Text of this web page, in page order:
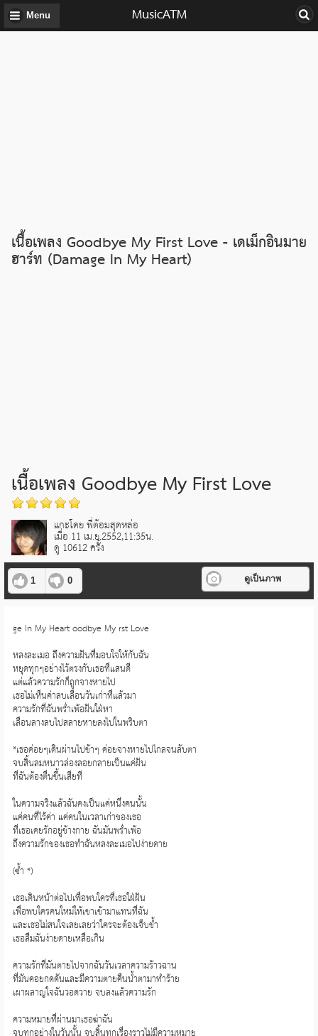
Menu MusicATM
เนื้อเพลง Goodbye My First Love - เดเม็กอินมาย
ฮาร์ท (Damage In My Heart)
เนื้อเพลง Goodbye My First Love
แกะโดย พี่ต้อมสุดหล่อ
เมื่อ 11 เม.ย.2552,11:35น.
ดู 10612 ครั้ง
1 0 ดูเป็นภาพ
ge In My Heart oodbye My rst Love
หลงละเมอ ถึงความฝันที่มอบใจให้กับฉัน
หยุดทุกๆอย่างไว้ตรงกับเธอที่แสนดี
แต่แล้วความรักก็ถูกจางหายไป
เธอไม่เห็นค่าลบเลือนวันเก่าที่แล้วมา
ความรักที่ฉันพร่ำเพ้อฝันใฝ่หา
เลือนลางลบไปสลายหายลงไปในพริบตา
*เธอค่อยๆเดินผ่านไปช้าๆ ค่อยจางหายไปไกลจนลับตา
จบสิ้นลมหนาวล่องลอยกลายเป็นแค่ฝัน
ที่ฉันต้องตื่นขึ้นเสียที
ในความจริงแล้วฉันคงเป็นแค่หนึ่งคนนั้น
แค่คนที่ไร้ค่า แค่คนในเวลาเก่าของเธอ
ที่เธอเคยรักอยู่ข้างกาย ฉันมันพร่ำเพ้อ
ถึงความรักของเธอทำฉันหลงละเมอไปง่ายดาย
(ซ้ำ *)
เธอเดินหน้าต่อไปเพื่อพบใครที่เธอใฝ่ฝัน
เพื่อพบใครคนใหม่ให้เขาเข้ามาแทนที่ฉัน
และเธอไม่สนใจเลยเลยว่าใครจะต้องเจ็บช้ำ
เธอลืมฉันง่ายดายเหลือเกิน
ความรักที่มันตายไปจากฉันวันเวลาความร้าวฉาน
ที่มันคอยกดดันและมีความตายคืนน้ำตามาทำร้าย
เผาผลาญใจฉันวอดวาย จบลงแล้วความรัก
ความหมายที่ผ่านมาเธอฆ่าฉัน